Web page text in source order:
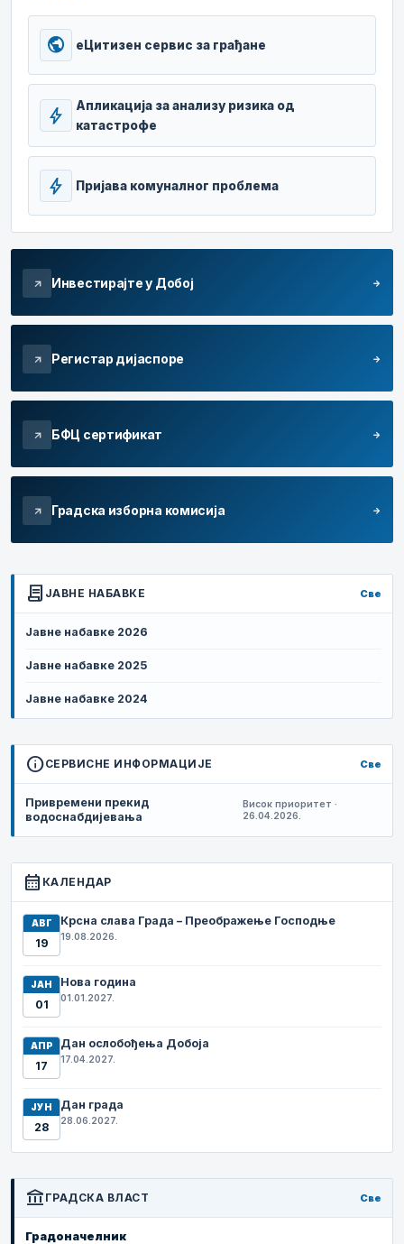
public еЦитизен сервис за грађане
bolt
Апликација за анализу ризика од
катастрофе
bolt Пријава комуналног проблема
arrow_outward Инвестирајте у Добој arrow_forward
arrow_outward Регистар дијаспоре arrow_forward
arrow_outward БФЦ сертификат arrow_forward
arrow_outward Градска изборна комисија arrow_forward
contract ЈАВНЕ НАБАВКЕ Све
Јавне набавке 2026
Јавне набавке 2025
Јавне набавке 2024
infoСЕРВИСНЕ ИНФОРМАЦИЈЕ Све
Привремени прекид
водоснабдијевања
Висок приоритет ·
26.04.2026.
calendar_month КАЛЕНДАР
АВГ
19
Крсна слава Града – Преображење Господње
19.08.2026.
ЈАН
01
Нова година
01.01.2027.
АПР
17
Дан ослобођења Добоја
17.04.2027.
ЈУН
28
Дан града
28.06.2027.
account_balance ГРАДСКА ВЛАСТ Све
Градоначелник